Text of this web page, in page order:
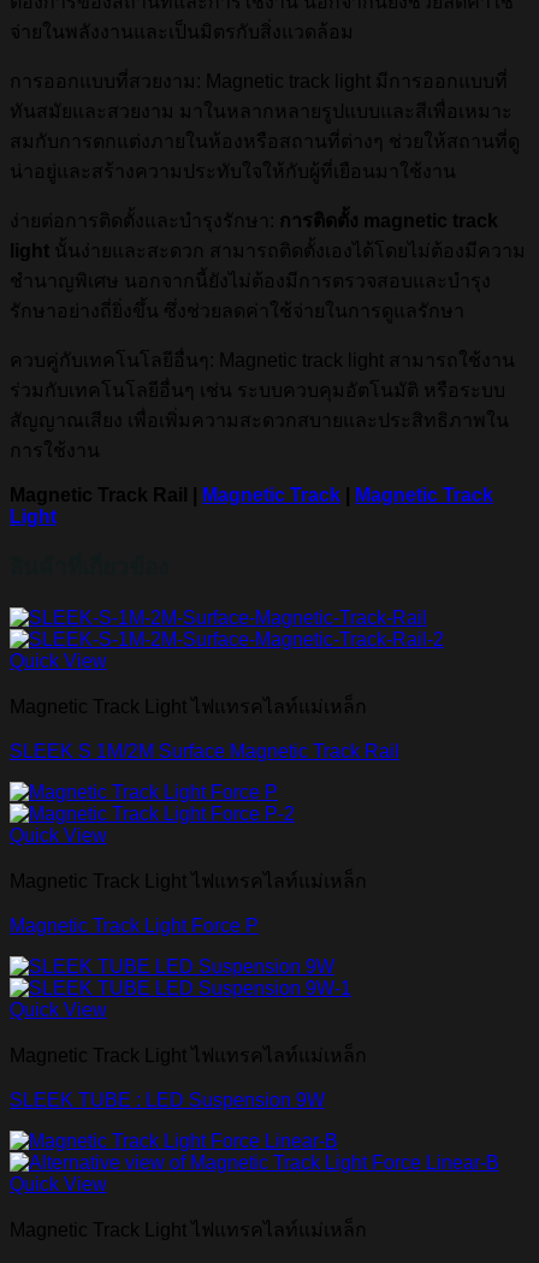
จ่ายในพลังงานและเป็นมิตรกับสิ่งแวดล้อม
การออกแบบที่สวยงาม: Magnetic track light มีการออกแบบที่
ทันสมัยและสวยงาม มาในหลากหลายรูปแบบและสีเพื่อเหมาะ
สมกับการตกแต่งภายในห้องหรือสถานที่ต่างๆ ช่วยให้สถานที่ดู
น่าอยู่และสร้างความประทับใจให้กับผู้ที่เยือนมาใช้งาน
ง่ายต่อการติดตั้งและบำรุงรักษา: การติดตั้ง magnetic track
light นั้นง่ายและสะดวก สามารถติดตั้งเองได้โดยไม่ต้องมีความ
ชำนาญพิเศษ นอกจากนี้ยังไม่ต้องมีการตรวจสอบและบำรุง
รักษาอย่างถี่ยิ่งขึ้น ซึ่งช่วยลดค่าใช้จ่ายในการดูแลรักษา
ควบคู่กับเทคโนโลยีอื่นๆ: Magnetic track light สามารถใช้งาน
ร่วมกับเทคโนโลยีอื่นๆ เช่น ระบบควบคุมอัตโนมัติ หรือระบบ
สัญญาณเสียง เพื่อเพิ่มความสะดวกสบายและประสิทธิภาพใน
การใช้งาน
Magnetic Track Rail | Magnetic Track
Magnetic Track
Light
Quick View
Magnetic Track Light ไฟแทรคไลท์แม่เหล็ก
SLEEK S 1M/2M Surface Magnetic Track Rail
Quick View
Magnetic Track Light ไฟแทรคไลท์แม่เหล็ก
Magnetic Track Light Force P
Quick View
Magnetic Track Light ไฟแทรคไลท์แม่เหล็ก
SLEEK TUBE : LED Suspension 9W
Quick View
Magnetic Track Light ไฟแทรคไลท์แม่เหล็ก